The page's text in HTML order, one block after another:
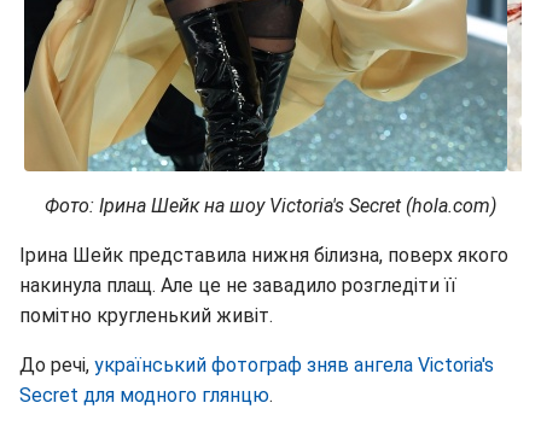
Фото: Ірина Шейк на шоу Victoria's Secret (hola.com)
Ірина Шейк представила нижня білизна, поверх якого
накинула плащ. Але це не завадило розгледіти її
помітно кругленький живіт.
До речі, український фотограф зняв ангела Victoria's
Secret для модного глянцю.